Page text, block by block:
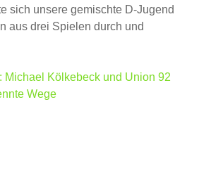
sich unsere gemischte D-Jugend
aus drei Spielen durch und